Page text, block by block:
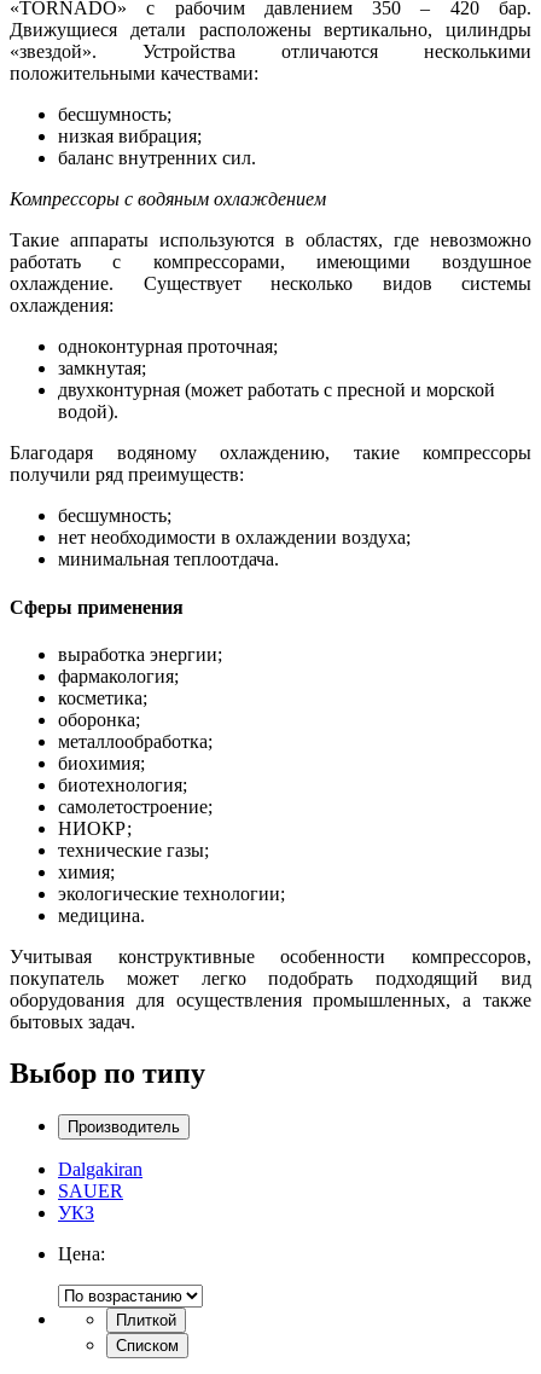
«TORNADO» с рабочим давлением 350 – 420 бар.
Движущиеся детали расположены вертикально, цилиндры
«звездой». Устройства отличаются несколькими
положительными качествами:
бесшумность;
низкая вибрация;
баланс внутренних сил.
Компрессоры с водяным охлаждением
Такие аппараты используются в областях, где невозможно
работать с компрессорами, имеющими воздушное
охлаждение. Существует несколько видов системы
охлаждения:
одноконтурная проточная;
замкнутая;
двухконтурная (может работать с пресной и морской
водой).
Благодаря водяному охлаждению, такие компрессоры
получили ряд преимуществ:
бесшумность;
нет необходимости в охлаждении воздуха;
минимальная теплоотдача.
Сферы применения
выработка энергии;
фармакология;
косметика;
оборонка;
металлообработка;
биохимия;
биотехнология;
самолетостроение;
НИОКР;
технические газы;
химия;
экологические технологии;
медицина.
Учитывая конструктивные особенности компрессоров,
покупатель может легко подобрать подходящий вид
оборудования для осуществления промышленных, а также
бытовых задач.
Выбор по типу
Производитель
Dalgakiran
SAUER
УКЗ
Цена:
Плиткой
Списком